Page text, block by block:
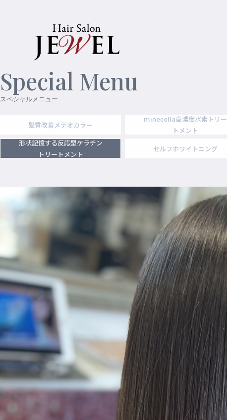
Special Menu
スペシャルメニュー
髪質改善メテオカラー
minecolla高濃度水素トリー
トメント
形状記憶する反応型ケラチン
トリートメント
セルフホワイトニング